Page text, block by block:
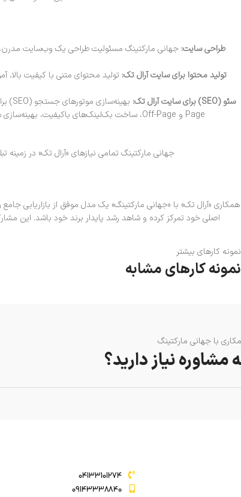
طراحی سایت:
تولید محتوا برای سایت آرال تک: تولید محتوای متنی با کیفیت
سئو (SEO) برای سایت آرال تک:
Page و Off-Page، ساخت بک‌لینک‌های باکیفیت، بهینه‌سازی سرعت سایت و رفع خطاهای فنی است. هدف، دستیابی به رتبه‌های برتر در نتایج جستجوی گوگل و افزایش ترافیک ارگانیک هدفمند برای «آرال تک» است.
جهانی مارکتینگ تمامی نیازهای «آرال تک» در
همکاری «آرال تک» با «جهانی مارکتینگ» یک مدل موفق از بازاریابی
اصلی خود تمرکز کرده و شاهد رشد پایدار برند خود باشد. این
نمونه کارهای بیشتر
نمونه کارهای مشابه
با جهانی مارکتینگ
مشاوره نیاز دارید؟
۰۴۱۳۳۱۰۱۲۷۴
۰۹۱۴۳۳۳۸۸۴۰